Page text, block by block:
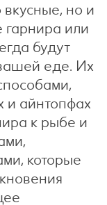
но и
гарнира или
будут
еде. Их
и айнтопфах
к рыбе и
которые